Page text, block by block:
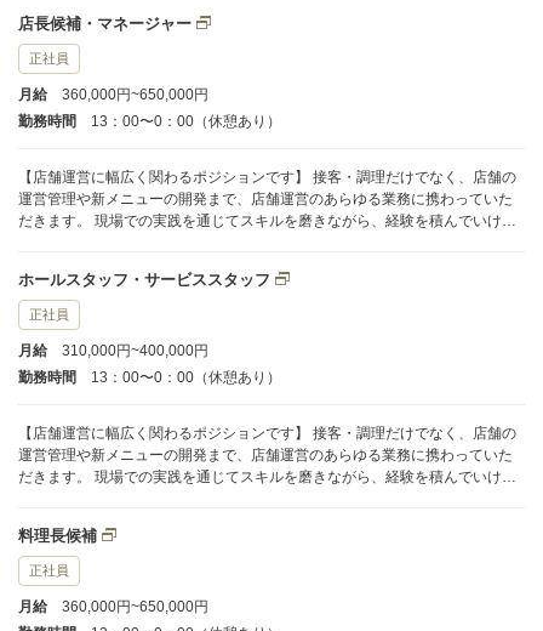
店長候補・マネージャー
正社員
月給
360,000円~650,000円
勤務時間
13：00〜0：00（休憩あり）
【店舗運営に幅広く関わるポジションです】 接客・調理だけでなく、店舗の
運営管理や新メニューの開発まで、店舗運営のあらゆる業務に携わっていた
だきます。 現場での実践を通じてスキルを磨きながら、経験を積んでいける
のお店を持つ道も開かれています。 まずは現場での調理・接客からスタート
し、段階的にステップアップしていきましょう。
ホールスタッフ・サービススタッフ
正社員
月給
310,000円~400,000円
勤務時間
13：00〜0：00（休憩あり）
【店舗運営に幅広く関わるポジションです】 接客・調理だけでなく、店舗の
運営管理や新メニューの開発まで、店舗運営のあらゆる業務に携わっていた
だきます。 現場での実践を通じてスキルを磨きながら、経験を積んでいける
のお店を持つ道も開かれています。 まずは現場での調理・接客からスタート
し、段階的にステップアップしていきましょう。
料理長候補
正社員
月給
360,000円~650,000円